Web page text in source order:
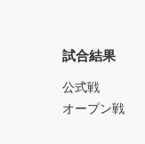
試合結果
公式戦
オープン戦